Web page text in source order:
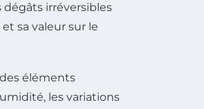
irréversibles
sa valeur sur le
éléments
les variations